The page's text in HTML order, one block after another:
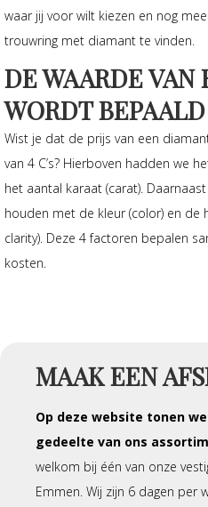
waar jij voor wilt kiezen en nog
trouwring met diamant te vinden.
DE WAARDE
WORDT
Wist je dat de prijs van een
van 4 C’s? Hierboven hadden we
het aantal karaat (carat).
houden met de kleur (color) en de
clarity). Deze 4 factoren bepalen
kosten.
MAAK EEN
Op deze website tonen we
gedeelte van ons
welkom bij één van onze
Emmen. Wij zijn 6 dagen per